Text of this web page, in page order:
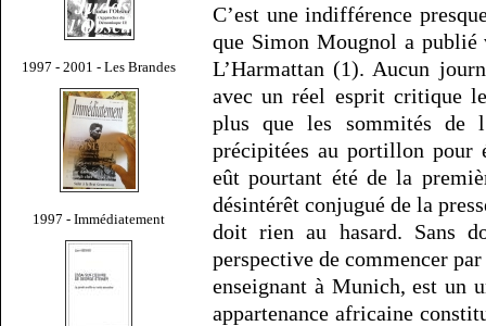
1997 - 2001 - Les Brandes
1997 - Immédiatement
C’est une indifférence
que Simon Mougnol a
L’Harmattan (1). Aucun
avec un réel esprit critique
plus que les sommités de
précipitées au portillon pour
eût pourtant été de la
désintérêt conjugué de la
doit rien au hasard. Sans
perspective de commencer
enseignant à Munich, est un
appartenance africaine